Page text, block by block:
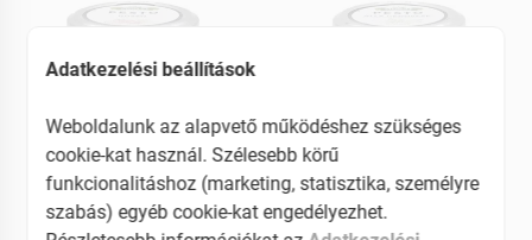
NordSalse MONTI NordSalse MONTI
Adatkezelési beállítások
Weboldalunk az alapvető működéshez szükséges
cookie-kat használ. Szélesebb körű
funkcionalitáshoz (marketing, statisztika, személyre
szabás) egyéb cookie-kat engedélyezhet.